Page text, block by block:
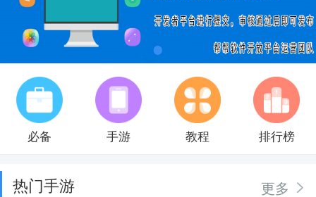
必备 手游 教程 排行榜
热门手游 更多